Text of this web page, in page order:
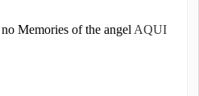
Memories of the angel AQUI